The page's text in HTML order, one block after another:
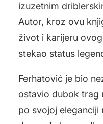
izuzetnim
Autor, kroz ovu
život i karijeru
stekao status
Ferhatović je bio
ostavio dubok trag
po svojoj eleganciji